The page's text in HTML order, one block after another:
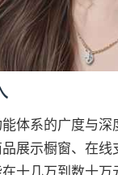
体系的广度与
展示橱窗、在
十几万到数十